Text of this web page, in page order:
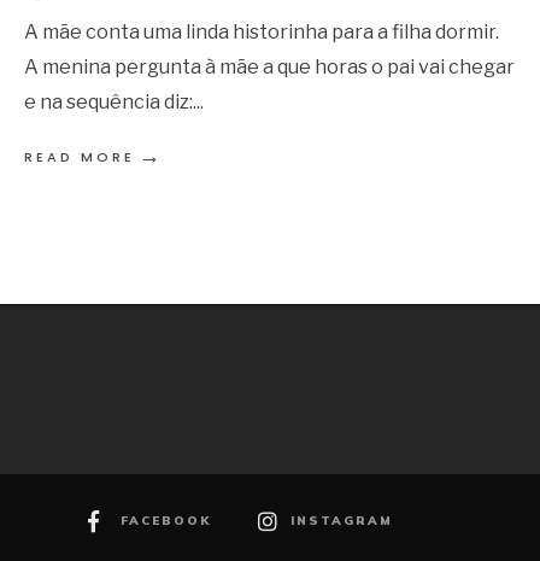
A mãe conta uma linda historinha para a filha dormir.
A menina pergunta à mãe a que horas o pai vai chegar
e na sequência diz:...
READ MORE →
FACEBOOK INSTAGRAM